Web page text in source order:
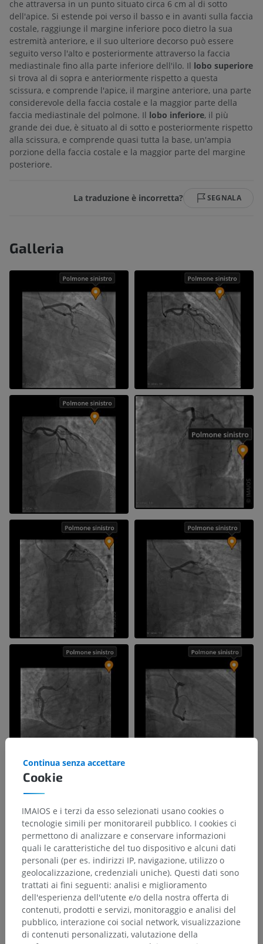
che attraversa in un punto situato circa 6 cm al di sotto
dell'apice. Si estende poi verso il basso e in avanti sulla faccia
costale, raggiunge il margine inferiore poco dietro la sua
estremità anteriore, e il suo ulteriore decorso può essere
seguito verso l'alto e posteriormente attraverso la faccia
mediastinale fino alla parte inferiore dell'ilo. Il lobo superiore
si trova al di sopra e anteriormente rispetto a questa
scissura, e comprende l'apice, il margine anteriore, una parte
considerevole della faccia costale e la maggior parte della
faccia mediastinale del polmone. Il lobo inferiore, il più
grande dei due, è situato al di sotto e posteriormente rispetto
alla scissura, e comprende quasi tutta la base, un'ampia
porzione della faccia costale e la maggior parte del margine
posteriore.
La traduzione è incorretta? SEGNALA
Galleria
Cookie
Continua senza accettare
IMAIOS e i terzi da esso selezionati usano cookies o
tecnologie simili per monitorareil pubblico. I cookies ci
permettono di analizzare e conservare informazioni
quali le caratteristiche del tuo dispositivo e alcuni dati
personali (per es. indirizzi IP, navigazione, utilizzo o
geolocalizzazione, credenziali uniche). Questi dati sono
trattati ai fini seguenti: analisi e miglioramento
dell'esperienza dell'utente e/o della nostra offerta di
contenuti, prodotti e servizi, monitoraggio e analisi del
pubblico, interazione coi social network, visualizzazione
di contenuti personalizzati, valutazione della